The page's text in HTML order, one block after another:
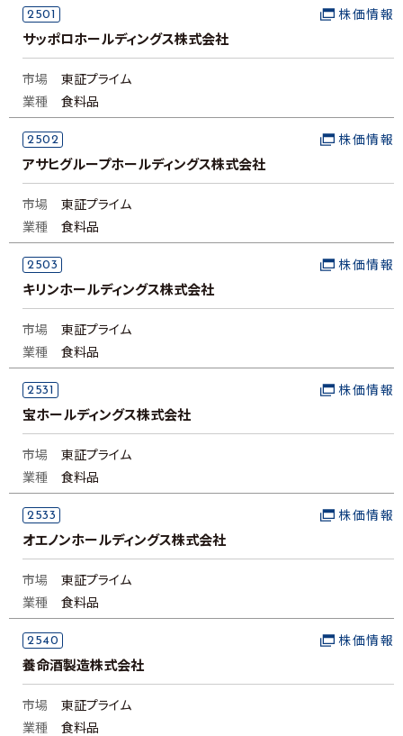
2501
サッポロホールディングス株式会社
株価情報
市場
東証プライム
業種
食料品
2502
アサヒグループホールディングス株式会社
株価情報
市場
東証プライム
業種
食料品
2503
キリンホールディングス株式会社
株価情報
市場
東証プライム
業種
食料品
2531
宝ホールディングス株式会社
株価情報
市場
東証プライム
業種
食料品
2533
オエノンホールディングス株式会社
株価情報
市場
東証プライム
業種
食料品
2540
養命酒製造株式会社
株価情報
市場
東証プライム
業種
食料品